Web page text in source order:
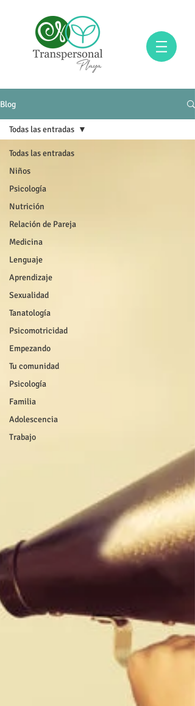
Blog
Todas las entradas
Niños
Psicología
Nutrición
Relación de Pareja
Medicina
Lenguaje
Aprendizaje
Sexualidad
Tanatología
Psicomotricidad
Empezando
Tu comunidad
Psicología
Familia
Adolescencia
Trabajo
Todas las entradas